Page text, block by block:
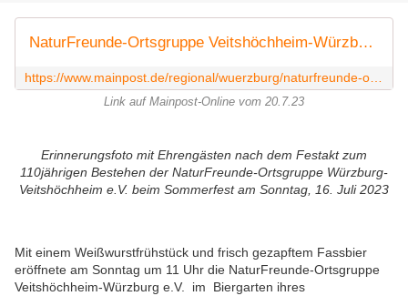
NaturFreunde-Ortsgruppe Veitshöchheim-Würzburg feierte 110jähriges Bestehen
Link auf Mainpost-Online vom 20.7.23
Erinnerungsfoto mit Ehrengästen nach dem Festakt zum
110jährigen Bestehen der NaturFreunde-Ortsgruppe Würzburg-
Veitshöchheim e.V. beim Sommerfest am Sonntag, 16. Juli 2023
Mit einem Weißwurstfrühstück und frisch gezapftem Fassbier
eröffnete am Sonntag um 11 Uhr die NaturFreunde-Ortsgruppe
Veitshöchheim-Würzburg e.V. im Biergarten ihres